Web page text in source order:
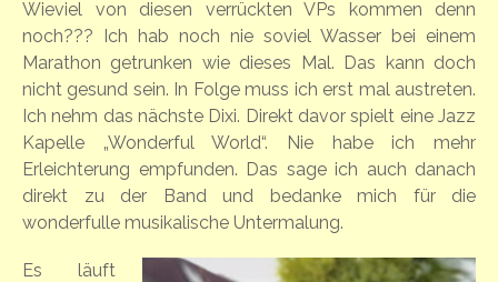
Wieviel von diesen verrückten VPs kommen denn
noch??? Ich hab noch nie soviel Wasser bei einem
Marathon getrunken wie dieses Mal. Das kann doch
nicht gesund sein. In Folge muss ich erst mal austreten.
Ich nehm das nächste Dixi. Direkt davor spielt eine Jazz
Kapelle „Wonderful World“. Nie habe ich mehr
Erleichterung empfunden. Das sage ich auch danach
direkt zu der Band und bedanke mich für die
wonderfulle musikalische Untermalung.
Es läuft